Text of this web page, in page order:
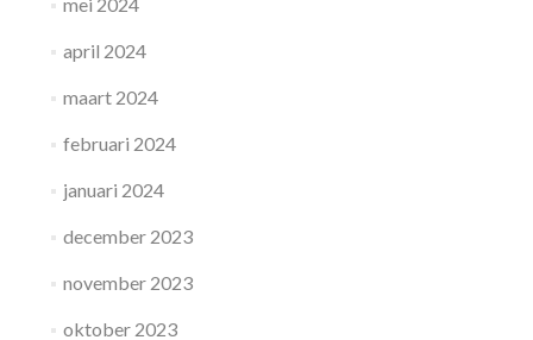
april 2024
maart 2024
februari 2024
januari 2024
december 2023
november 2023
oktober 2023